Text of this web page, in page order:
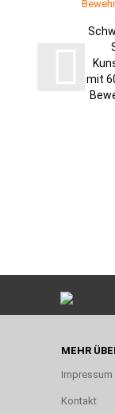
mit
MEHR
Impressum
Kontakt